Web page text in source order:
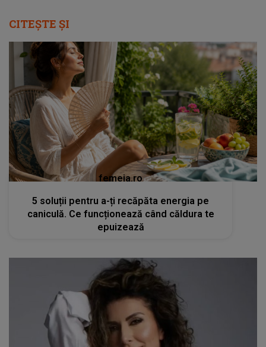
CITEȘTE ȘI
femeia.ro
5 soluții pentru a-ți recăpăta energia pe
caniculă. Ce funcționează când căldura te
epuizează